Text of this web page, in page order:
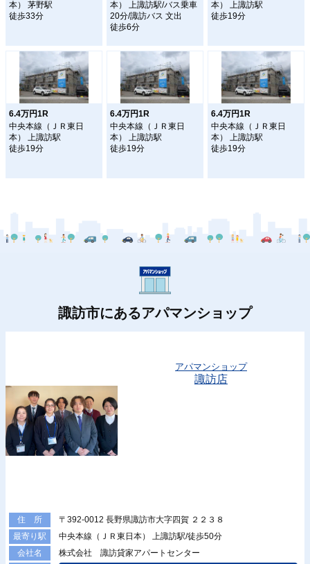
本） 茅野駅
徒歩33分
本） 上諏訪駅/バス乗車
20分/諏訪バス 文出
徒歩6分
本） 上諏訪駅
徒歩19分
6.4万円1R
中央本線（ＪＲ東日
本） 上諏訪駅
徒歩19分
6.4万円1R
中央本線（ＪＲ東日
本） 上諏訪駅
徒歩19分
6.4万円1R
中央本線（ＪＲ東日
本） 上諏訪駅
徒歩19分
諏訪市にあるアパマンショップ
アパマンショップ
諏訪店
住 所
〒392-0012 長野県諏訪市大字四賀 ２２３８
最寄り駅
中央本線（ＪＲ東日本） 上諏訪駅/徒歩50分
会社名
株式会社 諏訪貸家アパートセンター